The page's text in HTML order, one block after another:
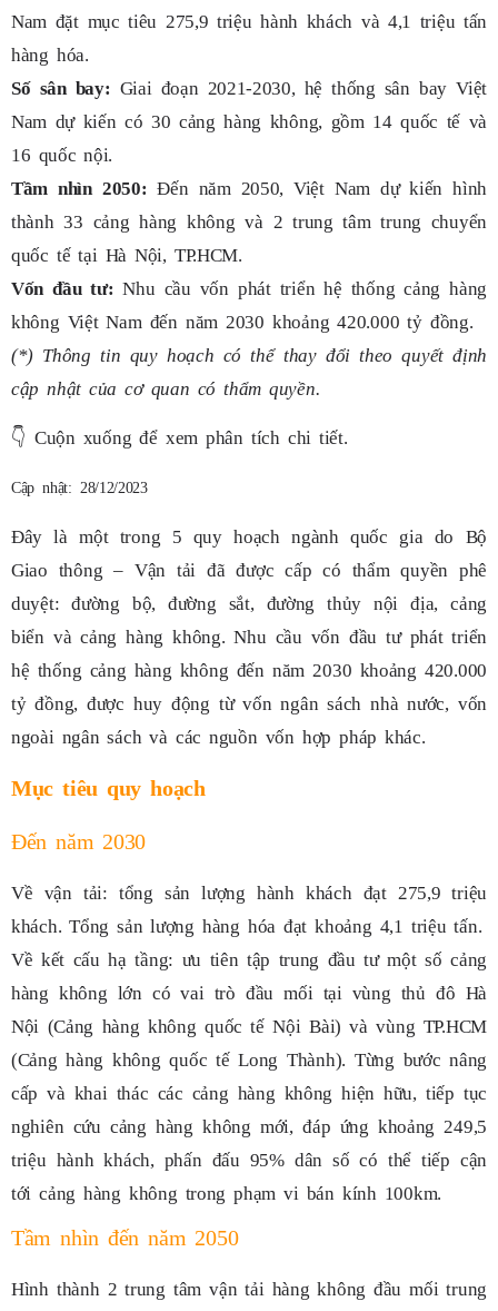
Nam đặt mục tiêu 275,9 triệu hành khách và 4,1 triệu tấn
hàng hóa.
Số sân bay: Giai đoạn 2021-2030, hệ thống sân bay Việt
Nam dự kiến có 30 cảng hàng không, gồm 14 quốc tế và
16 quốc nội.
Tầm nhìn 2050: Đến năm 2050, Việt Nam dự kiến hình
thành 33 cảng hàng không và 2 trung tâm trung chuyển
quốc tế tại Hà Nội, TP.HCM.
Vốn đầu tư: Nhu cầu vốn phát triển hệ thống cảng hàng
không Việt Nam đến năm 2030 khoảng 420.000 tỷ đồng.
(*) Thông tin quy hoạch có thể thay đổi theo quyết định
cập nhật của cơ quan có thẩm quyền.
👇 Cuộn xuống để xem phân tích chi tiết.
Cập nhật: 28/12/2023
Đây là một trong 5 quy hoạch ngành quốc gia do Bộ
Giao thông – Vận tải đã được cấp có thẩm quyền phê
duyệt: đường bộ, đường sắt, đường thủy nội địa, cảng
biển và cảng hàng không. Nhu cầu vốn đầu tư phát triển
hệ thống cảng hàng không đến năm 2030 khoảng 420.000
tỷ đồng, được huy động từ vốn ngân sách nhà nước, vốn
ngoài ngân sách và các nguồn vốn hợp pháp khác.
Mục tiêu quy hoạch
Đến năm 2030
Về vận tải: tổng sản lượng hành khách đạt 275,9 triệu
khách. Tổng sản lượng hàng hóa đạt khoảng 4,1 triệu tấn.
Về kết cấu hạ tầng: ưu tiên tập trung đầu tư một số cảng
hàng không lớn có vai trò đầu mối tại vùng thủ đô Hà
Nội (Cảng hàng không quốc tế Nội Bài) và vùng TP.HCM
(Cảng hàng không quốc tế Long Thành). Từng bước nâng
cấp và khai thác các cảng hàng không hiện hữu, tiếp tục
nghiên cứu cảng hàng không mới, đáp ứng khoảng 249,5
triệu hành khách, phấn đấu 95% dân số có thể tiếp cận
tới cảng hàng không trong phạm vi bán kính 100km.
Tầm nhìn đến năm 2050
Hình thành 2 trung tâm vận tải hàng không đầu mối trung